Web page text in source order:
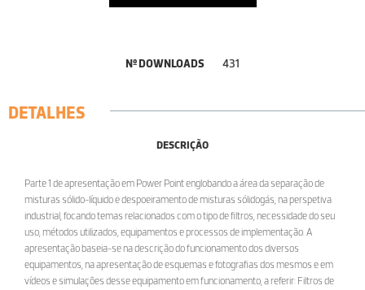
Nº DOWNLOADS 431
DETALHES
DESCRIÇÃO
Parte 1 de apresentação em Power Point englobando a área da separação de
misturas sólido-líquido e despoeiramento de misturas sólidogás, na perspetiva
industrial, focando temas relacionados com o tipo de filtros, necessidade do seu
uso, métodos utilizados, equipamentos e processos de implementação. A
apresentação baseia-se na descrição do funcionamento dos diversos
equipamentos, na apresentação de esquemas e fotografias dos mesmos e em
vídeos e simulações desse equipamento em funcionamento, a referir: Filtros de